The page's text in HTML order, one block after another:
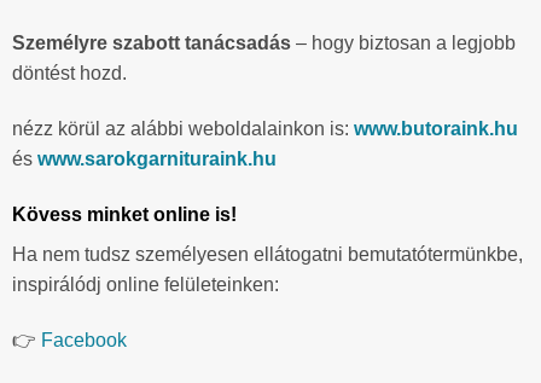
Személyre szabott tanácsadás – hogy biztosan a legjobb
döntést hozd.
nézz körül az alábbi weboldalainkon is: www.butoraink.hu
és www.sarokgarnituraink.hu
Kövess minket online is!
Ha nem tudsz személyesen ellátogatni bemutatótermünkbe,
inspirálódj online felületeinken:
👉 Facebook